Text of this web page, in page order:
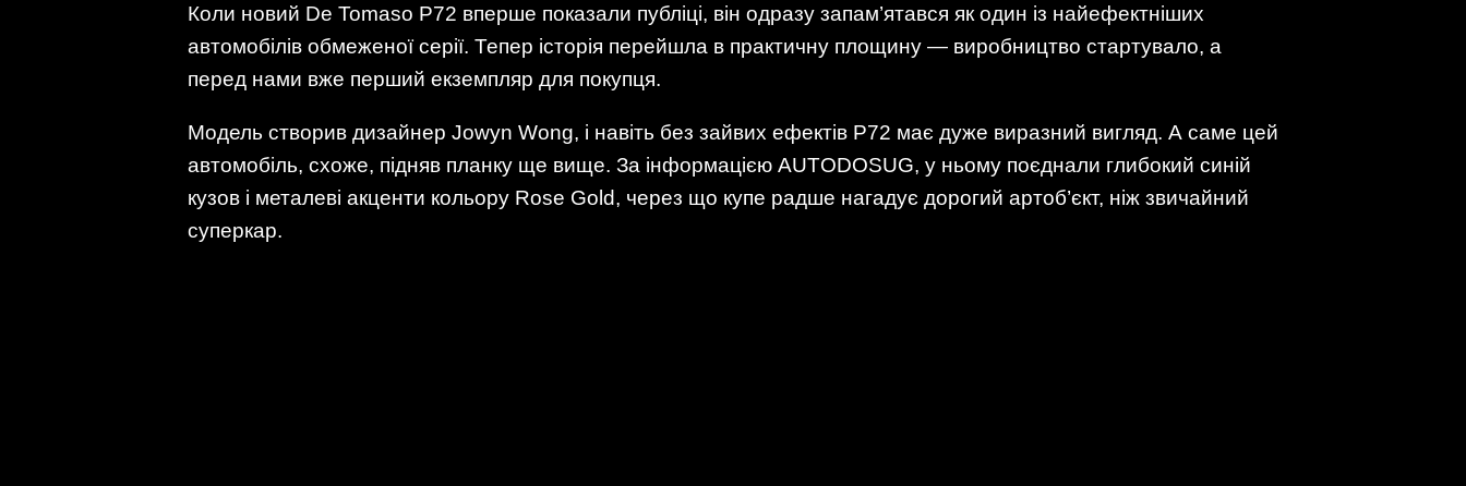
Коли новий De Tomaso P72 вперше показали публіці, він одразу запам’ятався як один із найефектніших
автомобілів обмеженої серії. Тепер історія перейшла в практичну площину — виробництво стартувало, а
перед нами вже перший екземпляр для покупця.
Модель створив дизайнер Jowyn Wong, і навіть без зайвих ефектів P72 має дуже виразний вигляд. А саме цей
автомобіль, схоже, підняв планку ще вище. За інформацією AUTODOSUG, у ньому поєднали глибокий синій
кузов і металеві акценти кольору Rose Gold, через що купе радше нагадує дорогий артоб’єкт, ніж звичайний
суперкар.